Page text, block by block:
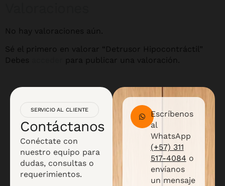
No hay valoraciones aún.
Sé el primero en valorar “Detrusor Hipocontráctil”
Debes
para publicar una valoración.
SERVICIO AL CLIENTE
Contáctanos
Conéctate con
nuestro equipo para
dudas, consultas o
requerimientos.
Escríbenos
al
WhatsApp
(+57) 311
517-4084 o
envíanos
un mensaje